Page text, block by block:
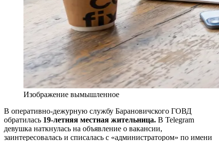
Изображение вымышленное
В оперативно-дежурную службу Барановичского ГОВД
обратилась 19-летняя местная жительница. В Telegram
девушка наткнулась на объявление о вакансии,
заинтересовалась и списалась с «администратором» по имени